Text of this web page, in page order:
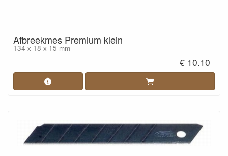
Afbreekmes Premium klein
134 x 18 x 15 mm
€ 10.10